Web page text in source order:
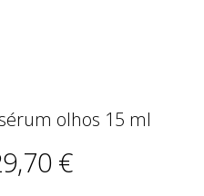
olhos 15 ml
€